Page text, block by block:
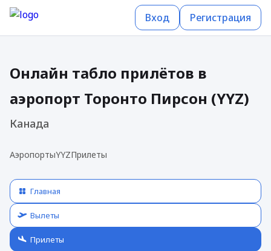
Вход Регистрация
Онлайн табло прилётов в
аэропорт Торонто Пирсон (YYZ)
Канада
АэропортыYYZПрилеты
Главная
Вылеты
Прилеты